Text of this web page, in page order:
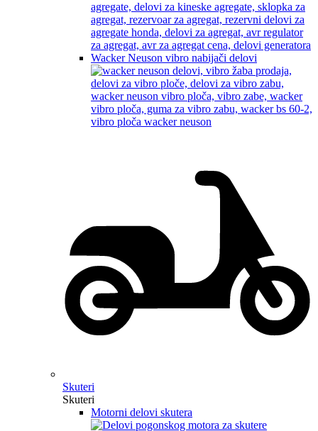
Wacker Neuson vibro nabijači delovi
Skuteri
Skuteri
Motorni delovi skutera